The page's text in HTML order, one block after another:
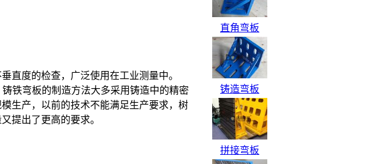
直度的检查，广泛使用在工业测量中。
铁弯板的制造方法大多采用铸造中的精密
生产，以前的技术不能满足生产要求，树
提出了更高的要求。
直角弯板
铸造弯板
拼接弯板